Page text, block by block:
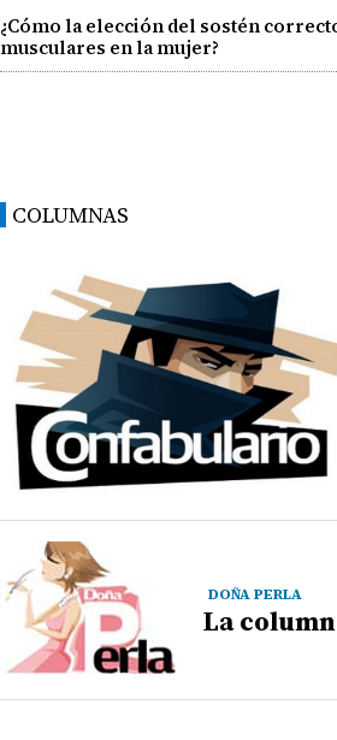
¿Cómo la elección del sostén
musculares en la mujer?
COLUMNAS
DOÑA PERLA
La